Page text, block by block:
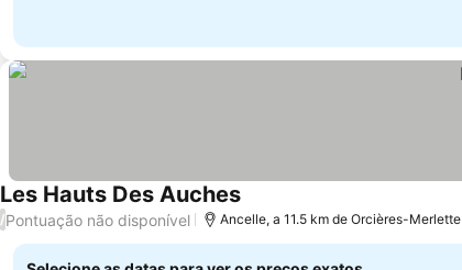
Les Hauts Des Auches
/Pontuação não disponível Ancelle, a 11.5 km de Orcières-Merlette